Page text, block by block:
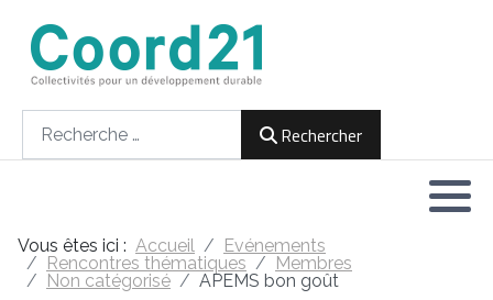
Rechercher
Vous êtes ici : Accueil
Evénements
Rencontres thématiques
Membres
Non catégorisé
APEMS bon goût
Développement durable et Agenda 21
Implémentation locale de l'Agenda
Assemblées générales
2021
2022
2024
Lettres d'informations
Rencontres thématiques
Documents